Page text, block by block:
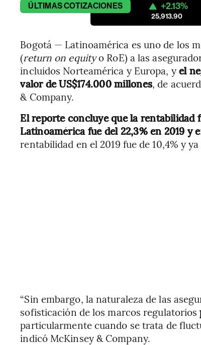
ÚLTIMASCOTIZACIONES +2.13%
25,913.90
Bogotá — Latinoamérica es uno de los
(return on equityo RoE) a las
incluidos Norteamérica y Europa, yel
valor de US$174.000 millones, de
& Company.
El reporte concluye que la rentabilidad
Latinoamérica fue del 22,3% en 2019 y
rentabilidad en el 2019 fue de 10,4% y
“Sin embargo, la naturaleza de las
sofisticación de los marcos regulatorios
particularmente cuando se trata de
indicó McKinsey & Company.